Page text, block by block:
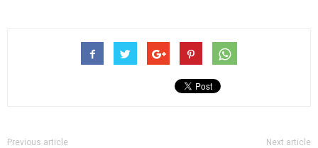
Previous article Next article